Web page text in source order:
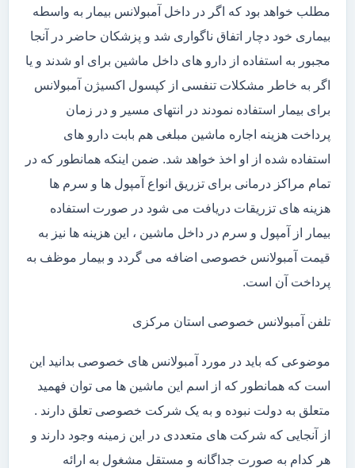
مطلب خواهد بود که اگر در داخل آمبولانس بیمار به واسطه
بیماری خود دچار اتفاق ناگواری شد و پزشکان حاضر در آنجا
مجبور به استفاده از دارو های داخل ماشین برای او شدند و یا
اگر به خاطر مشکلات تنفسی از کپسول اکسیژن آمبولانس
برای بیمار استفاده نمودند در انتهای مسیر و در زمان
پرداخت هزینه اجاره ماشین مبلغی هم بابت دارو های
استفاده شده از او اخذ خواهد شد. ضمن اینکه همانطور که در
تمام مراکز درمانی برای تزریق انواع آمپول ها و سرم ها
هزینه های تزریقات دریافت می شود در صورت استفاده
بیمار از آمپول و سرم در داخل ماشین ، این هزینه ها نیز به
قیمت آمبولانس خصوصی اضافه می گردد و بیمار موظف به
پرداخت آن است.
تلفن آمبولانس خصوصی استان مرکزی
موضوعی که باید در مورد آمبولانس های خصوصی بدانید این
است که همانطور که از اسم این ماشین ها می توان فهمید
متعلق به دولت نبوده و به یک شرکت خصوصی تعلق دارند .
از آنجایی که شرکت های متعددی در این زمینه وجود دارند و
هر کدام به صورت جداگانه و مستقل مشغول به ارائه